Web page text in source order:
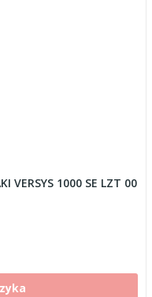
VERSYS 1000 SE LZT 00